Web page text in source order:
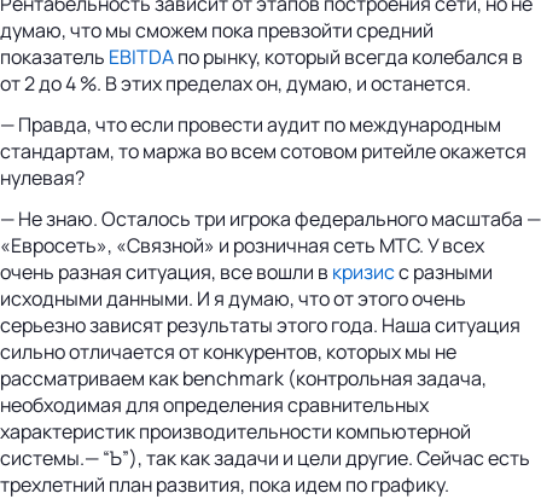
думаю, что мы сможем пока превзойти средний
показатель EBITDAпо рынку, который всегда колебался в
от 2 до 4 %. В этих пределах он, думаю, и останется.
— Правда, что если провести аудит по международным
стандартам, то маржа во всем сотовом ритейле окажется
нулевая?
— Не знаю. Осталось три игрока федерального масштаба —
«Евросеть», «Связной» и розничная сеть МТС. У всех
очень разная ситуация, все вошли в кризисс разными
исходными данными. И я думаю, что от этого очень
серьезно зависят результаты этого года. Наша ситуация
сильно отличается от конкурентов, которых мы не
рассматриваем как benchmark (контрольная задача,
необходимая для определения сравнительных
характеристик производительности компьютерной
системы.— “Ъ”), так как задачи и цели другие. Сейчас есть
трехлетний план развития, пока идем по графику.